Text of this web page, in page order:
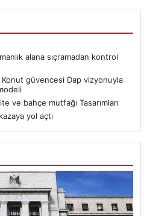
alana sıçramadan kontrol
Konut güvencesi Dap vizyonuyla
ve bahçe mutfağı Tasarımları
yol açtı